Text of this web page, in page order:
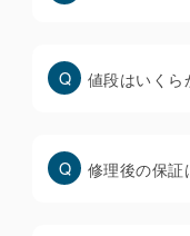
なく、すぐに不具
スマホ
値段はいくら
修理後の保証